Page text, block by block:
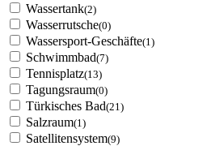
Wassertank(2)
Wasserrutsche(0)
Wassersport-Geschäfte(1)
Schwimmbad(7)
Tennisplatz(13)
Tagungsraum(0)
Türkisches Bad(21)
Salzraum(1)
Satellitensystem(9)